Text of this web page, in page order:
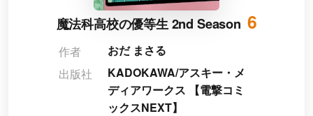
魔法科高校の優等生 2nd Season 6
作者
おだ まさる
出版社
KADOKAWA/アスキー・メ
ディアワークス 【電撃コミ
ックスNEXT】